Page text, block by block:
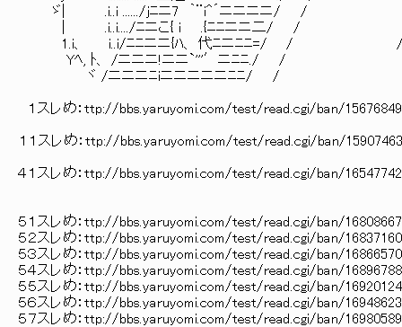
ゞ| .i..i ....../jﾆニ7 ｀¨i^´ニニニニ/ / / .│
| .i..i..../ﾆニこ{ i
1.i、 i..i/ﾆﾆニニ{ﾊ、 代ﾆニﾆﾆ=/ / /￣｀¨''ー-
Yﾍ, ﾄ、 /ニニニ!ニニ`'''′ニﾆﾆ./ / ｀
ヾ /ニニニﾆiニニニニニ
１スレめ：ttp://bbs.yaruyomi.com/test/read.cgi/ban/
１１スレめ：ttp://bbs.yaruyomi.com/test/read.cgi/ban/
４１スレめ：ttp://bbs.yaruyomi.com/test/read.cgi/ban/
５１スレめ：ttp://bbs.yaruyomi.com/test/read.cgi/ban/
５２スレめ：ttp://bbs.yaruyomi.com/test/read.cgi/ban/
５３スレめ：ttp://bbs.yaruyomi.com/test/read.cgi/ban/
５４スレめ：ttp://bbs.yaruyomi.com/test/read.cgi/ban/
５５スレめ：ttp://bbs.yaruyomi.com/test/read.cgi/ban/
５６スレめ：ttp://bbs.yaruyomi.com/test/read.cgi/ban/
５７スレめ：ttp://bbs.yaruyomi.com/test/read.cgi/ban/